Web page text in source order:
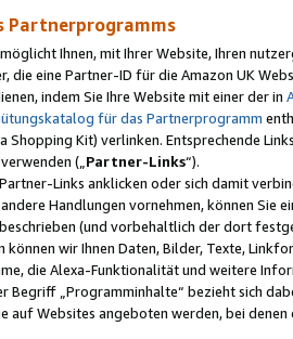
Partnerprogramms
Ihnen, mit Ihrer Website, Ihren
die eine Partner-ID für die Amazon UK
indem Sie Ihre Website mit einer der in
für das Partnerprogramm
Shopping Kit) verlinken. Entsprechende
(„ Partner-Links“).
Links anklicken oder sich damit
Handlungen vornehmen, können Sie
(und vorbehaltlich der dort
können wir Ihnen Daten, Bilder, Texte,
die Alexa-Funktionalität und weitere
Begriff „Programminhalte“ bezieht sich
auf Websites angeboten werden, bei